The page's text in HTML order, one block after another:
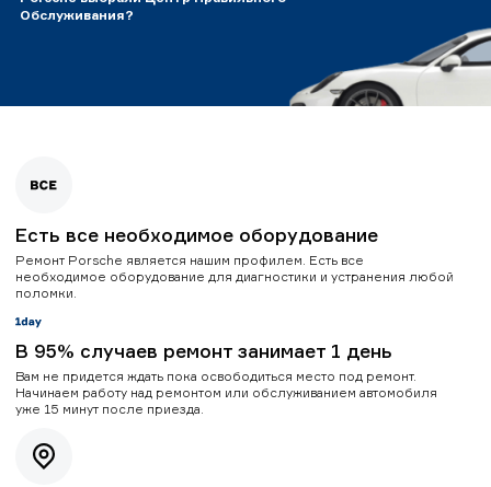
Обслуживания?
Есть все необходимое оборудование
Ремонт Porsche является нашим профилем. Есть все
необходимое оборудование для диагностики и устранения любой
поломки.
В 95% случаев ремонт занимает 1 день
Вам не придется ждать пока освободиться место под ремонт.
Начинаем работу над ремонтом или обслуживанием автомобиля
уже 15 минут после приезда.